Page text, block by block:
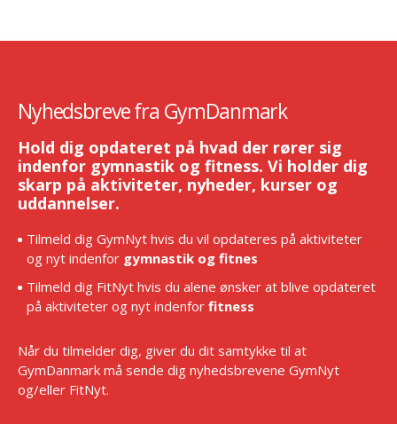
Nyhedsbreve fra GymDanmark
Hold dig opdateret på hvad der rører sig
indenfor gymnastik og fitness. Vi holder dig
skarp på aktiviteter, nyheder, kurser og
uddannelser.
Tilmeld dig GymNyt hvis du vil opdateres på aktiviteter
og nyt indenfor gymnastik og fitnes
Tilmeld dig FitNyt hvis du alene ønsker at blive opdateret
på aktiviteter og nyt indenfor fitness
Når du tilmelder dig, giver du dit samtykke til at
GymDanmark må sende dig nyhedsbrevene GymNyt
og/eller FitNyt.